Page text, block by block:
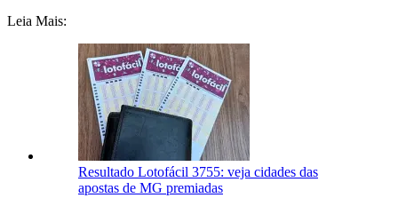
Leia Mais:
Resultado Lotofácil 3755: veja cidades das
apostas de MG premiadas